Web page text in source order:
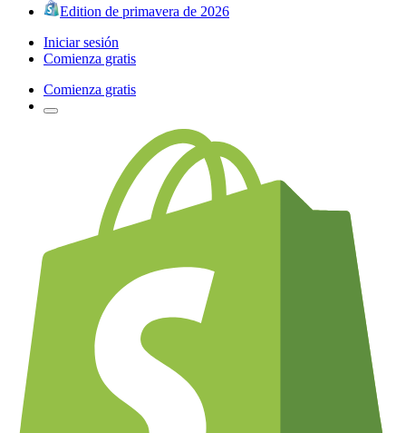
Edition de primavera de 2026
Iniciar sesión
Comienza gratis
Comienza gratis